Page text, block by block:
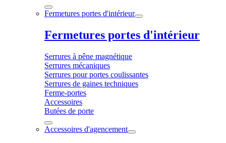
Fermetures portes d'intérieur
Fermetures portes d'intérieur
Serrures à pêne magnétique
Serrures mécaniques
Serrures pour portes coulissantes
Serrures de gaines techniques
Ferme-portes
Accessoires
Butées de porte
Accessoires d'agencement